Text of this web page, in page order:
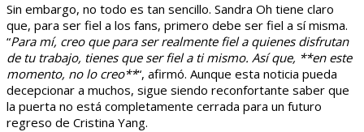
Sin embargo, no todo es tan sencillo. Sandra Oh tiene claro
que, para ser fiel a los fans, primero debe ser fiel a sí misma.
“Para mí, creo que para ser realmente fiel a quienes disfrutan
de tu trabajo, tienes que ser fiel a ti mismo. Así que, **en este
momento, no lo creo**“, afirmó. Aunque esta noticia pueda
decepcionar a muchos, sigue siendo reconfortante saber que
la puerta no está completamente cerrada para un futuro
regreso de Cristina Yang.